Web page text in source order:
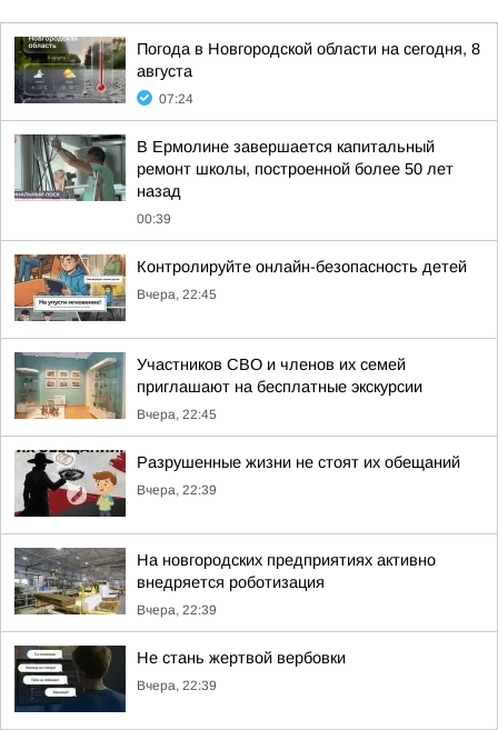
Погода в Новгородской области на сегодня, 8
августа
07:24
В Ермолине завершается капитальный
ремонт школы, построенной более 50 лет
назад
00:39
Контролируйте онлайн-безопасность детей
Вчера, 22:45
Участников СВО и членов их семей
приглашают на бесплатные экскурсии
Вчера, 22:45
Разрушенные жизни не стоят их обещаний
Вчера, 22:39
На новгородских предприятиях активно
внедряется роботизация
Вчера, 22:39
Не стань жертвой вербовки
Вчера, 22:39